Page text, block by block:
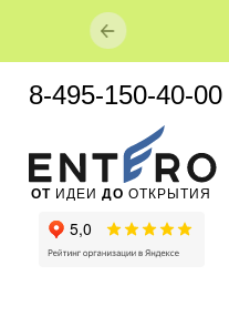
ОТ ИДЕИ ДО ОТКРЫТИЯ
8-495-150-40-00